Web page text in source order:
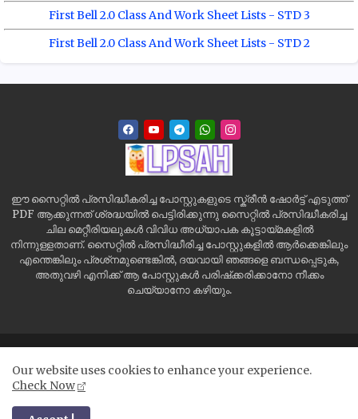
First Bell 2.0 Class And Work Sheet Lists - STD 3
First Bell 2.0 Class And Work Sheet Lists - STD 2
ഈ സൈറ്റിൽ പ്രസിദ്ധീകരിച്ച പോസ്റ്റുകളുടെ സ്ക്രീൻ ഷോർട്ട് എടുത്ത്
PDF ആക്കുന്നത് ശ്രദ്ധയിൽ പെട്ടിരിക്കുന്നു സൈറ്റിൽ പ്രസിദ്ധീകരിച്ച
ചില മെറ്റീരിയലുകൾ വിവിധ അധ്യാപക കൂട്ടായ്മകളിൽ
നിന്നുള്ളതാണ്. സൈറ്റിൽ പ്രസിദ്ധീരിച്ച പോസ്റ്റുകളിൽ ആർക്കെങ്കിലും
എന്തെങ്കിലും പ്രശ്‌നമുണ്ടെങ്കിൽ, ദയവായി ഞങ്ങളെ ബന്ധപ്പെടുക,
അതുവഴി എനിക്ക് ആ പോസ്റ്റുകൾ പരിഷ്‌ക്കരിക്കാനോ നീക്കം
ചെയ്യാനോ കഴിയും.
Disclaimer
Our website uses cookies to enhance your experience.
Check Now